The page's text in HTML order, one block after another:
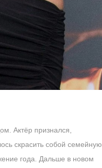
Актёр признался,
скрасить собой семейную
года. Дальше в новом